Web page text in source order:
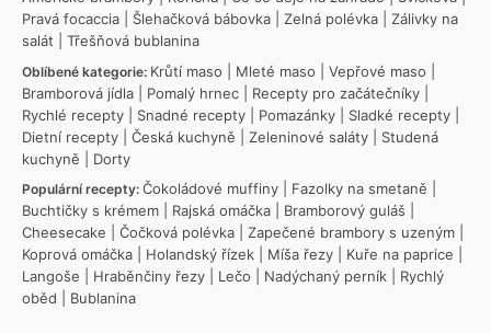
Pravá focaccia
Šlehačková bábovka Zelná polévka
Zálivky na
salát
Třešňová bublanina
Oblíbené kategorie: Krůtí maso Mleté maso Vepřové maso
Bramborová jídla
Pomalý hrnec Recepty pro začátečníky
Rychlé recepty
Snadné recepty Pomazánky Sladké recepty
Dietní recepty
Česká kuchyně Zeleninové saláty
Studená
kuchyně
Dorty
Populární recepty: Čokoládové muffiny Fazolky na smetaně
Buchtičky s krémem
Rajská omáčka Bramborový guláš
Cheesecake
Čočková polévka Zapečené brambory s uzeným
Koprová omáčka
Holandský řízek Míša řezy Kuře na paprice
Langoše
Hraběnčiny řezy Lečo Nadýchaný perník
Rychlý
oběd
Bublanina